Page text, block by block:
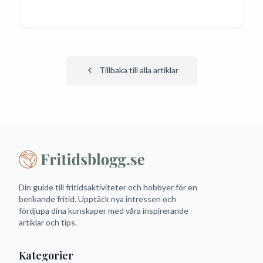
Tillbaka till alla artiklar
Din guide till fritidsaktiviteter och hobbyer för en
berikande fritid. Upptäck nya intressen och
fördjupa dina kunskaper med våra inspirerande
artiklar och tips.
Kategorier